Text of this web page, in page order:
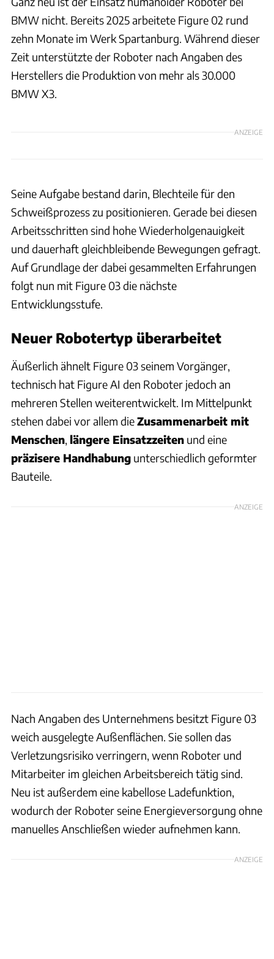
BMW nicht. Bereits 2025 arbeitete Figure 02 rund
zehn Monate im Werk Spartanburg. Während dieser
Zeit unterstützte der Roboter nach Angaben des
Herstellers die Produktion von mehr als 30.000
BMW X3.
ANZEIGE
Seine Aufgabe bestand darin, Blechteile für den
Schweißprozess zu positionieren. Gerade bei diesen
Arbeitsschritten sind hohe Wiederholgenauigkeit
und dauerhaft gleichbleibende Bewegungen gefragt.
Auf Grundlage der dabei gesammelten Erfahrungen
folgt nun mit Figure 03 die nächste
Entwicklungsstufe.
Neuer Robotertyp überarbeitet
Äußerlich ähnelt Figure 03 seinem Vorgänger,
technisch hat Figure AI den Roboter jedoch an
mehreren Stellen weiterentwickelt. Im Mittelpunkt
stehen dabei vor allem dieZusammenarbeit mit
Menschen, längere Einsatzzeiten und eine
präzisere Handhabung unterschiedlich geformter
Bauteile.
ANZEIGE
Nach Angaben des Unternehmens besitzt Figure 03
weich ausgelegte Außenflächen. Sie sollen das
Verletzungsrisiko verringern, wenn Roboter und
Mitarbeiter im gleichen Arbeitsbereich tätig sind.
Neu ist außerdem eine kabellose Ladefunktion,
wodurch der Roboter seine Energieversorgung ohne
manuelles Anschließen wieder aufnehmen kann.
ANZEIGE